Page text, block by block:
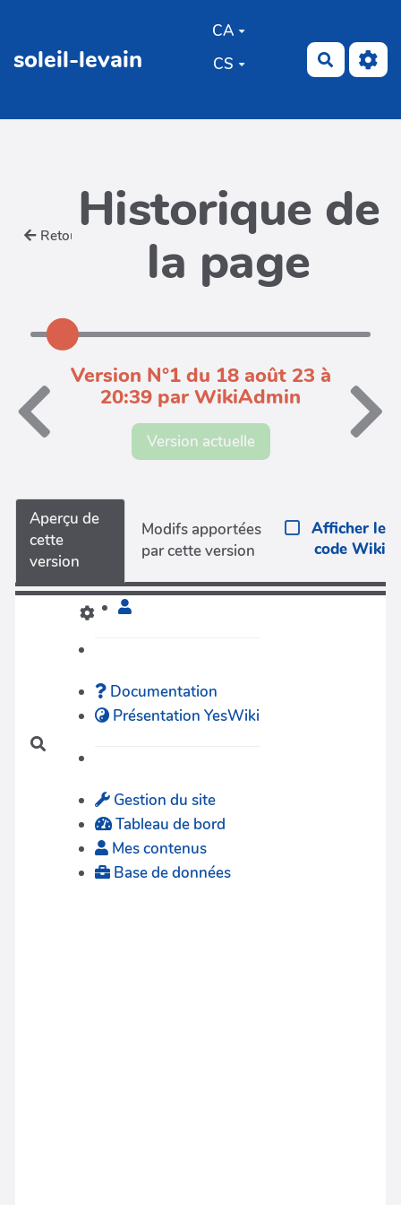
soleil-levain
CA
CS
Retour Historique de
la page
Version N°1 du 18 août 23 à
20:39 par WikiAdmin
Version actuelle
Aperçu de
cette
version
Modifs apportées
par cette version
Afficher le
code Wiki